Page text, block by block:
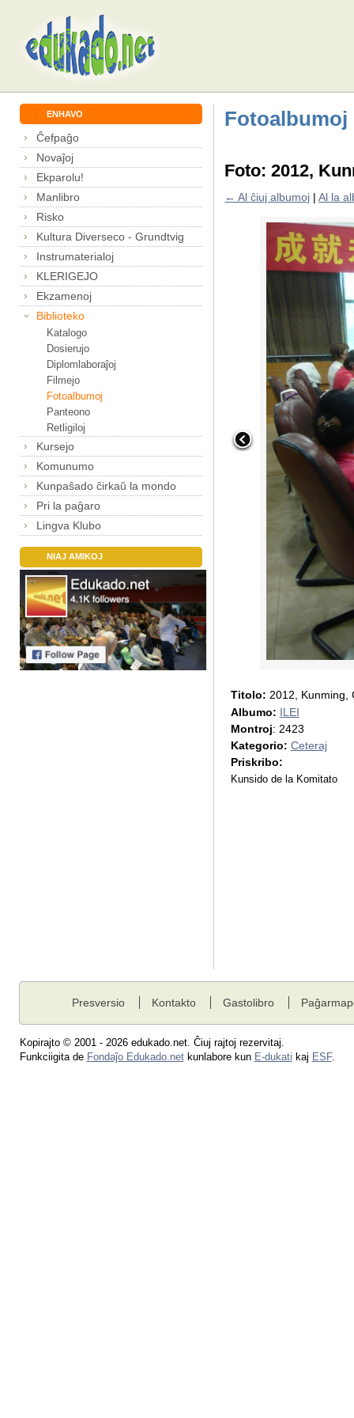
ENHAVO
Ĉefpaĝo
Novaĵoj
Ekparolu!
Manlibro
Risko
Kultura Diverseco - Grundtvig
Instrumaterialoj
KLERIGEJO
Ekzamenoj
Biblioteko
Katalogo
Dosierujo
Diplomlaboraĵoj
Filmejo
Fotoalbumoj
Panteono
Retligiloj
Kursejo
Komunumo
Kunpaŝado ĉirkaŭ la mondo
Pri la paĝaro
Lingva Klubo
NIAJ AMIKOJ
Fotoalbumoj
Foto: 2012,
← Al ĉiuj albumoj |Al la
Titolo: 2012, Kunming,
Albumo: ILEI
Montroj: 2423
Kategorio: Ceteraj
Priskribo:
Kunsido de la Komitato
Presversio Kontakto Gastolibro
Kopirajto © 2001 - 2026 edukado.net. Ĉiuj rajtoj rezervitaj.
Funkciigita de Fondaĵo Edukado.netkunlabore kun E-dukati kaj ESF.